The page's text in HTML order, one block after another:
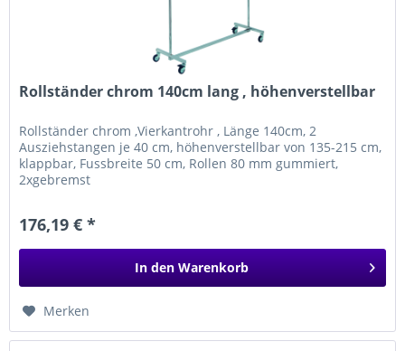
Rollständer chrom 140cm lang , höhenverstellbar
Rollständer chrom ,Vierkantrohr , Länge 140cm, 2
Ausziehstangen je 40 cm, höhenverstellbar von 135-215 cm,
klappbar, Fussbreite 50 cm, Rollen 80 mm gummiert,
2xgebremst
176,19 € *
In den Warenkorb
Merken